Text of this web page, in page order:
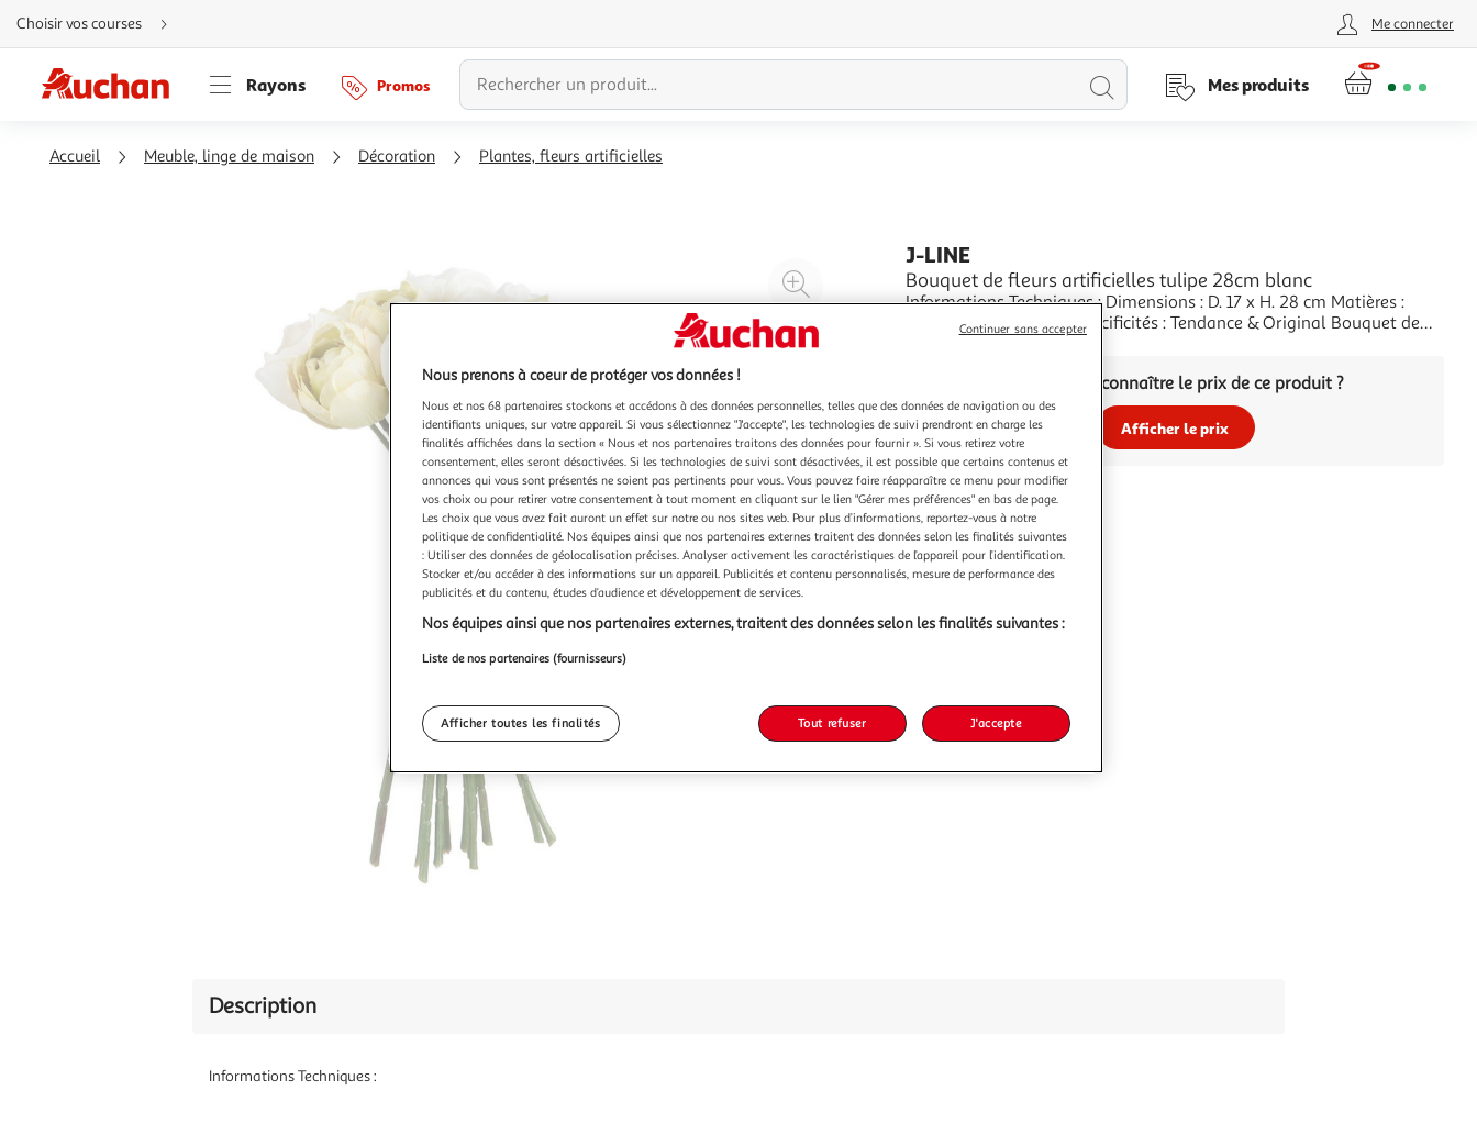
Aller
directement
au
Aller
directement
à
Aller
directement
Choisir vos courses Me connecter
Rayons Promos
Lancer
Mes produits
Accueil Meuble, linge de maison Décoration Plantes, fleurs artificielles
Agrandir
l'illustration
à
Réduire
à
100
%
Partager
le
produit
J-LINE
Bouquet de fleurs artificielles tulipe 28cm blanc
Informations Techniques : Dimensions : D. 17 x H. 28 cm Matières :
Plastique & Polyester Spécificités : Tendance & Original Bouquet de
Vous voulez connaître le prix de ce produit ?
Afficher le prix
Description
Informations Techniques :
Nous prenons à coeur de protéger vos données !
Nous et nos 68 partenaires stockons et accédons à des données personnelles, telles que des données de navigation ou des
identifiants uniques, sur votre appareil. Si vous sélectionnez "J'accepte", les technologies de suivi prendront en charge les
finalités affichées dans la section « Nous et nos partenaires traitons des données pour fournir ». Si vous retirez votre
consentement, elles seront désactivées. Si les technologies de suivi sont désactivées, il est possible que certains contenus et
annonces qui vous sont présentés ne soient pas pertinents pour vous. Vous pouvez faire réapparaître ce menu pour modifier
vos choix ou pour retirer votre consentement à tout moment en cliquant sur le lien "Gérer mes préférences" en bas de page.
Les choix que vous avez fait auront un effet sur notre ou nos sites web. Pour plus d’informations, reportez-vous à notre
politique de confidentialité. Nos équipes ainsi que nos partenaires externes traitent des données selon les finalités suivantes
: Utiliser des données de géolocalisation précises. Analyser activement les caractéristiques de l’appareil pour l’identification.
Stocker et/ou accéder à des informations sur un appareil. Publicités et contenu personnalisés, mesure de performance des
publicités et du contenu, études d’audience et développement de services.
Nos équipes ainsi que nos partenaires externes, traitent des données selon les finalités suivantes :
Liste de nos partenaires (fournisseurs)
Afficher toutes les finalités Tout refuser J'accepte
Continuer sans accepter